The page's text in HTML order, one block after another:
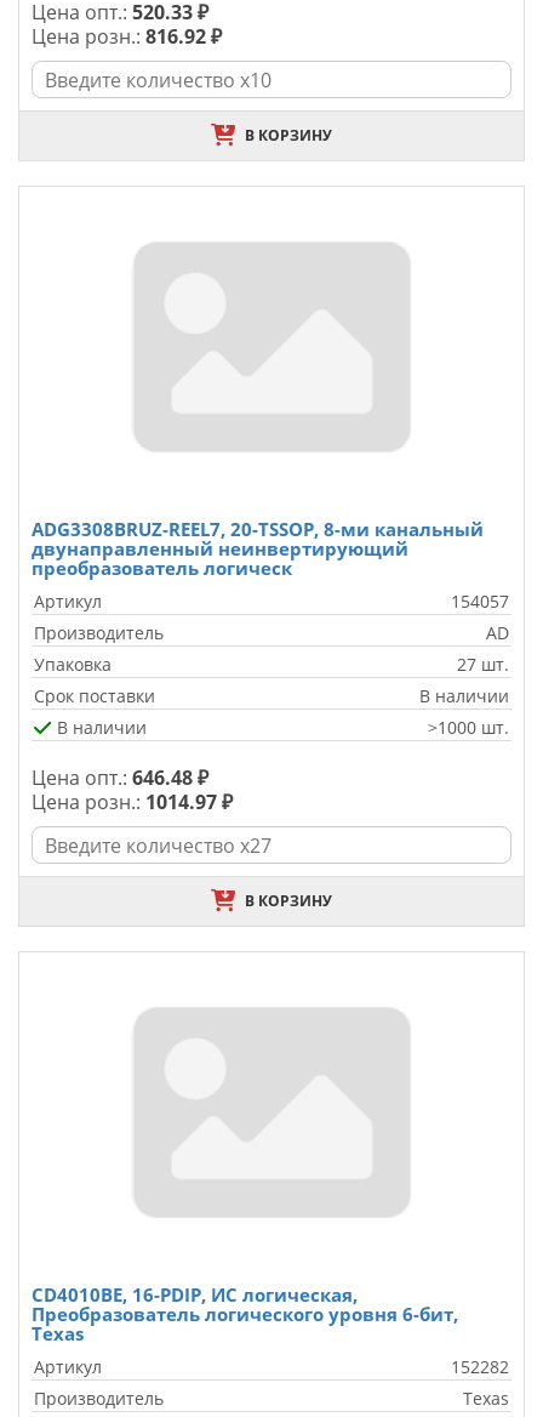
Цена опт.: 520.33 ₽
Цена розн.: 816.92 ₽
В КОРЗИНУ
ADG3308BRUZ-REEL7, 20-TSSOP, 8-ми канальный
двунаправленный неинвертирующий
преобразователь логическ
Артикул
154057
Производитель
AD
Упаковка
27 шт.
Срок поставки
В наличии
В наличии
>1000 шт.
Цена опт.: 646.48 ₽
Цена розн.: 1014.97 ₽
В КОРЗИНУ
CD4010BE, 16-PDIP, ИС логическая,
Преобразователь логического уровня 6-бит,
Texas
Артикул
152282
Производитель
Texas